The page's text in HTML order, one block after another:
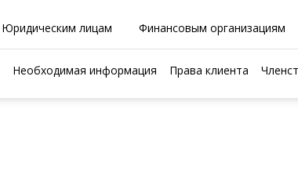
Юридическим лицам Финансовым организациям
Необходимая информация Права клиента